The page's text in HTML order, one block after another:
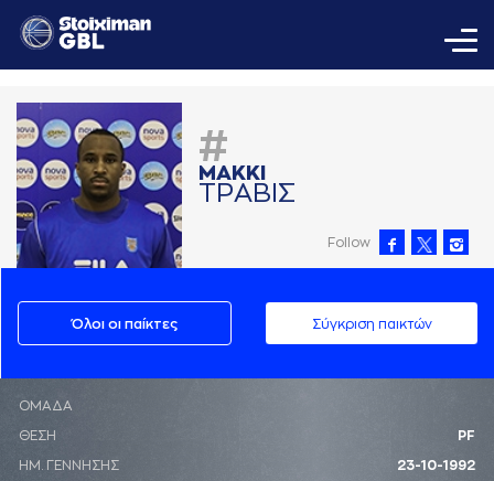
#
ΜAΚΚΙ
ΤΡAΒΙΣ
Follow
Όλοι οι παίκτες Σύγκριση παικτών
ΟΜΑΔΑ
ΘΕΣΗ PF
ΗΜ. ΓΕΝΝΗΣΗΣ 23-10-1992